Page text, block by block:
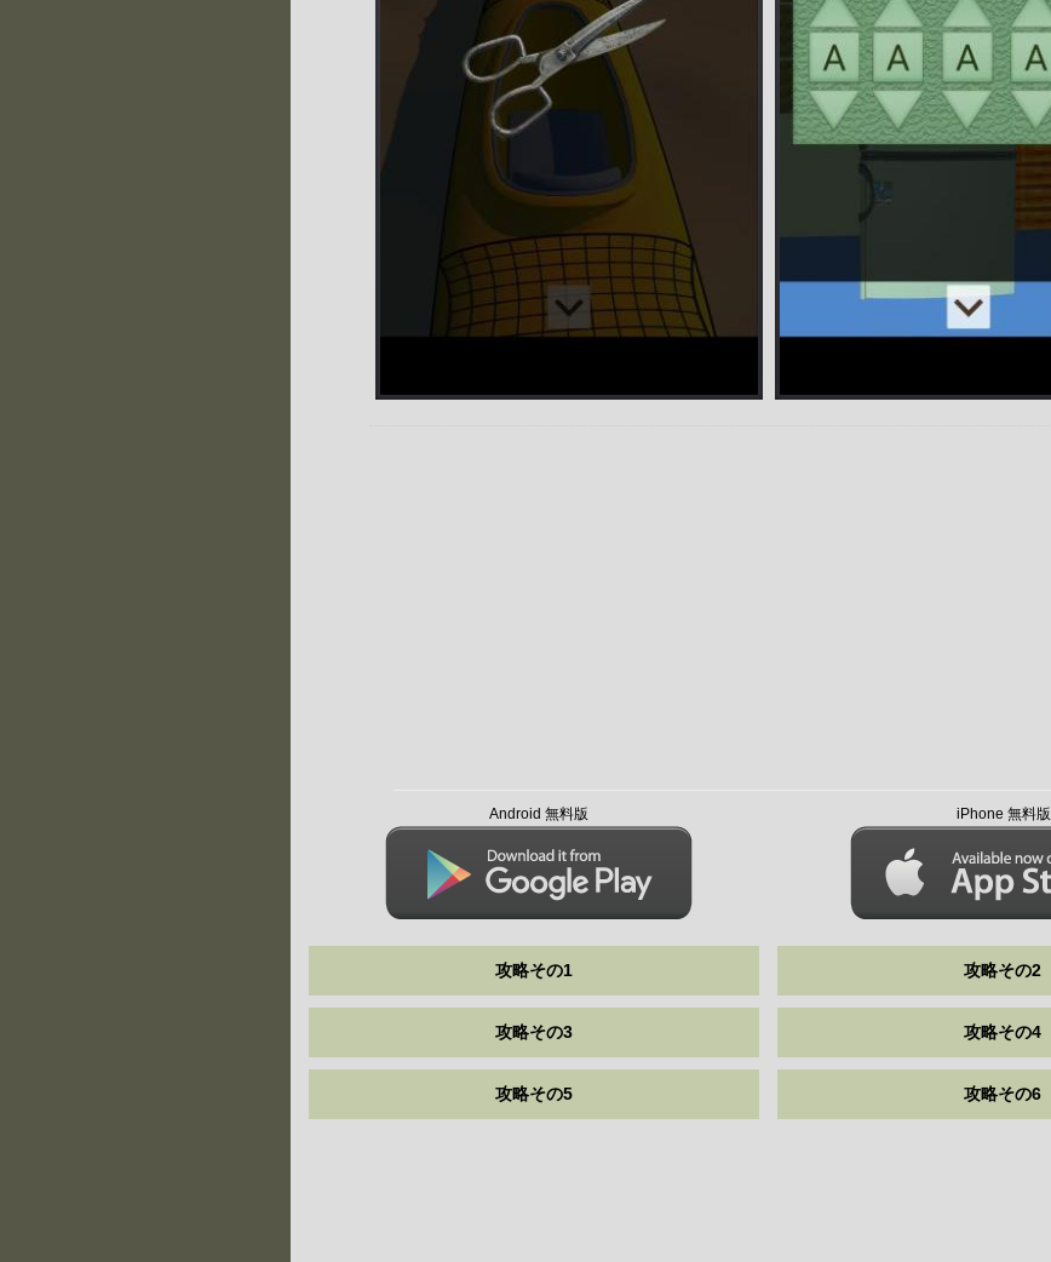
Android 無料版 iPhone 無料版
攻略その1 攻略その2
攻略その3 攻略その4
攻略その5 攻略その6